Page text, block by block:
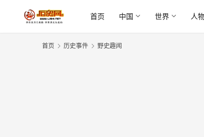
首页 中国 世界 人
首页 历史事件 野史趣闻